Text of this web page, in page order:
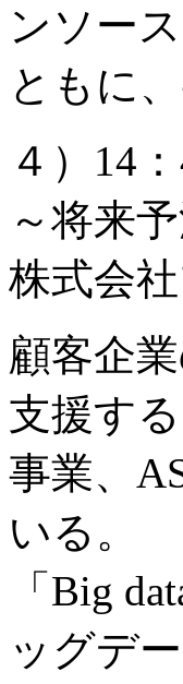
ンソー
ともに
４）14
～将来
株式会
顧客企
支援す
事業、
いる。
「Big
ッグデ